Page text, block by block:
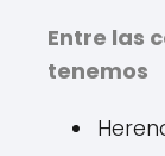
Entre las
tenemos